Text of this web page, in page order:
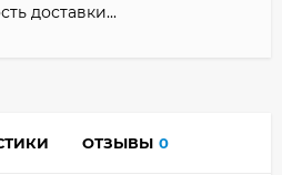
доставки...
ОТЗЫВЫ 0